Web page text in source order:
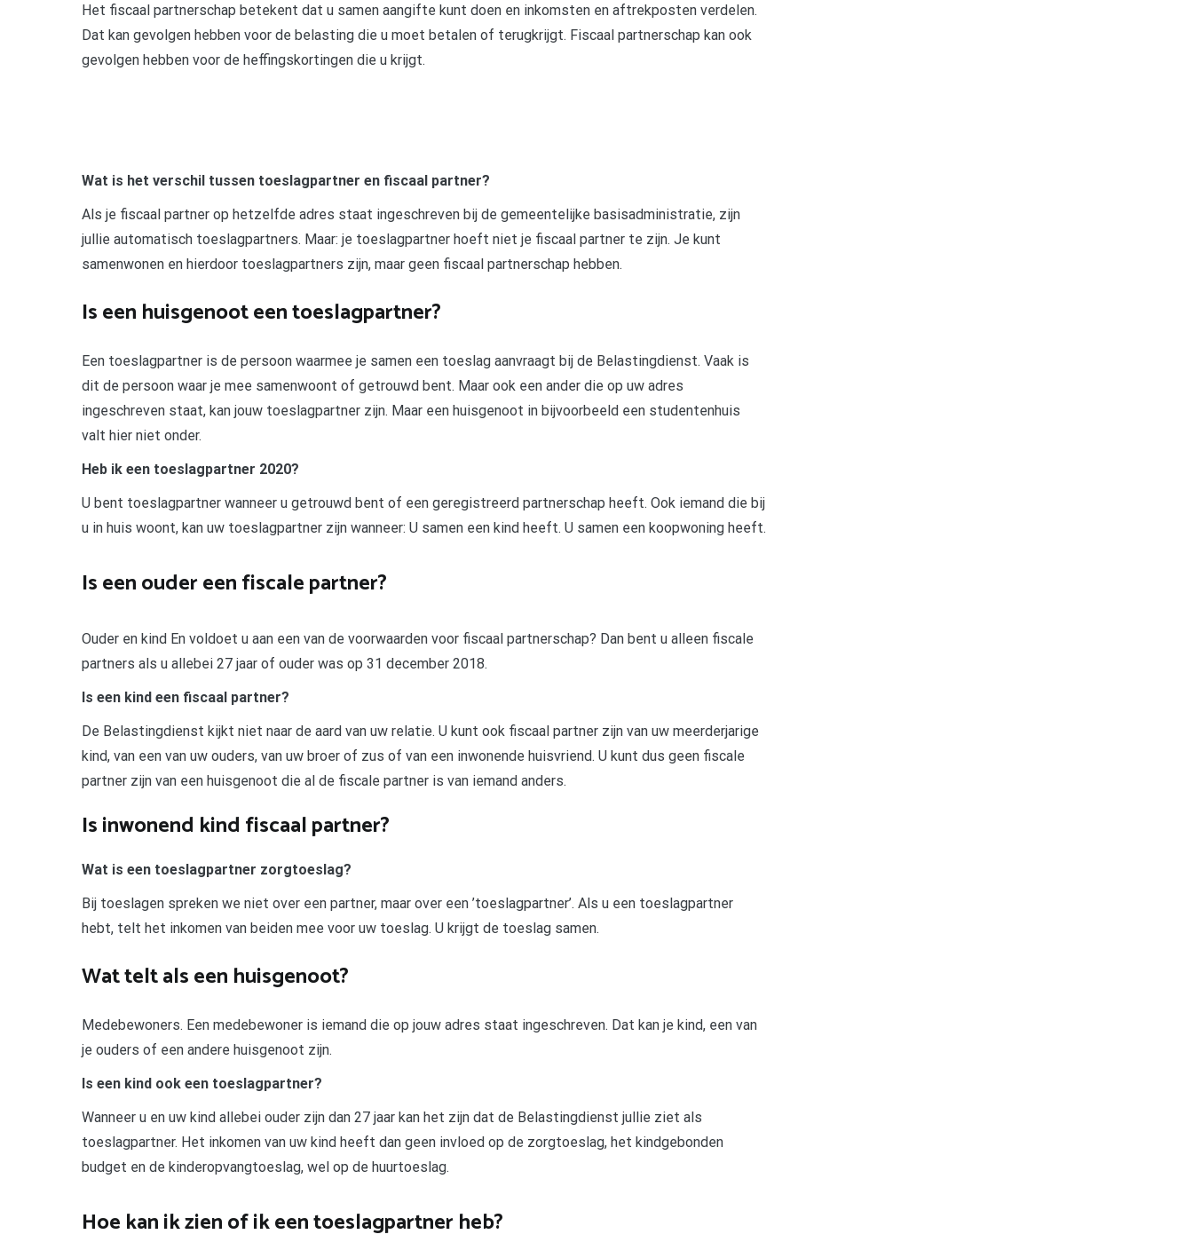
Het fiscaal partnerschap betekent dat u samen aangifte kunt doen en inkomsten en aftrekposten verdelen.
Dat kan gevolgen hebben voor de belasting die u moet betalen of terugkrijgt. Fiscaal partnerschap kan ook
gevolgen hebben voor de heffingskortingen die u krijgt.
Wat is het verschil tussen toeslagpartner en fiscaal partner?
Als je fiscaal partner op hetzelfde adres staat ingeschreven bij de gemeentelijke basisadministratie, zijn
jullie automatisch toeslagpartners. Maar: je toeslagpartner hoeft niet je fiscaal partner te zijn. Je kunt
samenwonen en hierdoor toeslagpartners zijn, maar geen fiscaal partnerschap hebben.
Is een huisgenoot een toeslagpartner?
Een toeslagpartner is de persoon waarmee je samen een toeslag aanvraagt bij de Belastingdienst. Vaak is
dit de persoon waar je mee samenwoont of getrouwd bent. Maar ook een ander die op uw adres
ingeschreven staat, kan jouw toeslagpartner zijn. Maar een huisgenoot in bijvoorbeeld een studentenhuis
valt hier niet onder.
Heb ik een toeslagpartner 2020?
U bent toeslagpartner wanneer u getrouwd bent of een geregistreerd partnerschap heeft. Ook iemand die bij
u in huis woont, kan uw toeslagpartner zijn wanneer: U samen een kind heeft. U samen een koopwoning heeft.
Is een ouder een fiscale partner?
Ouder en kind En voldoet u aan een van de voorwaarden voor fiscaal partnerschap? Dan bent u alleen fiscale
partners als u allebei 27 jaar of ouder was op 31 december 2018.
Is een kind een fiscaal partner?
De Belastingdienst kijkt niet naar de aard van uw relatie. U kunt ook fiscaal partner zijn van uw meerderjarige
kind, van een van uw ouders, van uw broer of zus of van een inwonende huisvriend. U kunt dus geen fiscale
partner zijn van een huisgenoot die al de fiscale partner is van iemand anders.
Is inwonend kind fiscaal partner?
Wat is een toeslagpartner zorgtoeslag?
Bij toeslagen spreken we niet over een partner, maar over een ’toeslagpartner’. Als u een toeslagpartner
hebt, telt het inkomen van beiden mee voor uw toeslag. U krijgt de toeslag samen.
Wat telt als een huisgenoot?
Medebewoners. Een medebewoner is iemand die op jouw adres staat ingeschreven. Dat kan je kind, een van
je ouders of een andere huisgenoot zijn.
Is een kind ook een toeslagpartner?
Wanneer u en uw kind allebei ouder zijn dan 27 jaar kan het zijn dat de Belastingdienst jullie ziet als
toeslagpartner. Het inkomen van uw kind heeft dan geen invloed op de zorgtoeslag, het kindgebonden
budget en de kinderopvangtoeslag, wel op de huurtoeslag.
Hoe kan ik zien of ik een toeslagpartner heb?